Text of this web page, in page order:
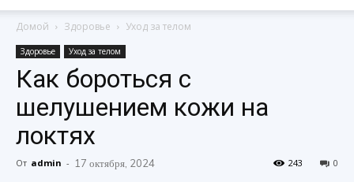
Домой Здоровье Уход за телом
Здоровье Уход за телом
Как бороться с
шелушением кожи на
локтях
От admin - 17 октября, 2024 0
243